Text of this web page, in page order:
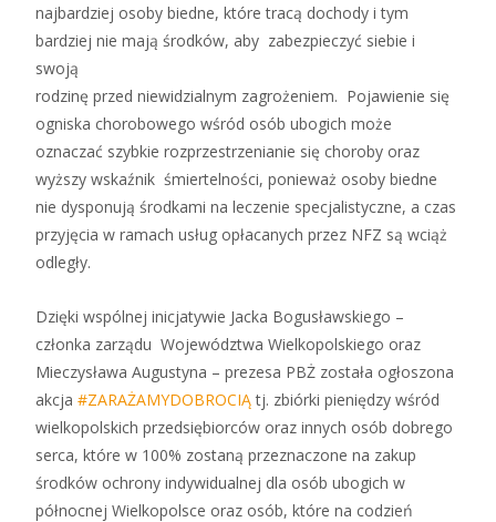
najbardziej osoby biedne, które tracą dochody i tym
bardziej nie mają środków, aby zabezpieczyć siebie i
swoją
rodzinę przed niewidzialnym zagrożeniem. Pojawienie się
ogniska chorobowego wśród osób ubogich może
oznaczać szybkie rozprzestrzenianie się choroby oraz
wyższy wskaźnik śmiertelności, ponieważ osoby biedne
nie dysponują środkami na leczenie specjalistyczne, a czas
przyjęcia w ramach usług opłacanych przez NFZ są wciąż
odległy.
Dzięki wspólnej inicjatywie Jacka Bogusławskiego –
członka zarządu Województwa Wielkopolskiego oraz
Mieczysława Augustyna – prezesa PBŻ została ogłoszona
akcja #ZARAŻAMYDOBROCIĄtj. zbiórki pieniędzy wśród
wielkopolskich przedsiębiorców oraz innych osób dobrego
serca, które w 100% zostaną przeznaczone na zakup
środków ochrony indywidualnej dla osób ubogich w
północnej Wielkopolsce oraz osób, które na codzień